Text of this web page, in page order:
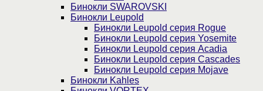
Бинокли SWAROVSKI
Бинокли Leupold
Бинокли Leupold серия Rogue
Бинокли Leupold серия Yosemite
Бинокли Leupold серия Acadia
Бинокли Leupold серия Cascades
Бинокли Leupold серия Mojave
Бинокли Kahles